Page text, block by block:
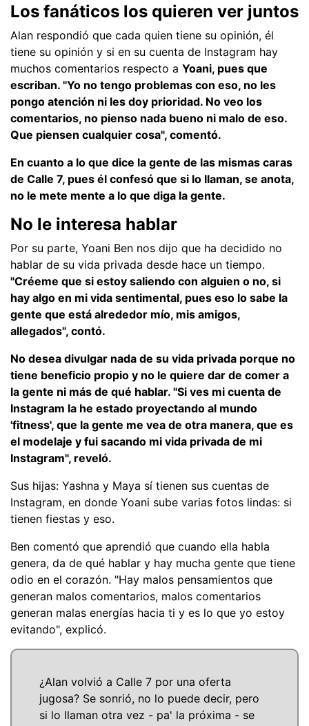
Los fanáticos los quieren ver juntos
Alan respondió que cada quien tiene su opinión, él
tiene su opinión y si en su cuenta de Instagram hay
muchos comentarios respecto a Yoani, pues que
escriban. "Yo no tengo problemas con eso, no les
pongo atención ni les doy prioridad. No veo los
comentarios, no pienso nada bueno ni malo de eso.
Que piensen cualquier cosa", comentó.
En cuanto a lo que dice la gente de las mismas caras
de Calle 7, pues él confesó que si lo llaman, se anota,
no le mete mente a lo que diga la gente.
No le interesa hablar
Por su parte, Yoani Ben nos dijo que ha decidido no
hablar de su vida privada desde hace un tiempo.
"Créeme que si estoy saliendo con alguien o no, si
hay algo en mi vida sentimental, pues eso lo sabe la
gente que está alrededor mío, mis amigos,
allegados", contó.
No desea divulgar nada de su vida privada porque no
tiene beneficio propio y no le quiere dar de comer a
la gente ni más de qué hablar. "Si ves mi cuenta de
Instagram la he estado proyectando al mundo
'fitness', que la gente me vea de otra manera, que es
el modelaje y fui sacando mi vida privada de mi
Instagram", reveló.
Sus hijas: Yashna y Maya sí tienen sus cuentas de
Instagram, en donde Yoani sube varias fotos lindas: si
tienen fiestas y eso.
Ben comentó que aprendió que cuando ella habla
genera, da de qué hablar y hay mucha gente que tiene
odio en el corazón. "Hay malos pensamientos que
generan malos comentarios, malos comentarios
generan malas energías hacia ti y es lo que yo estoy
evitando", explicó.
¿Alan volvió a Calle 7 por una oferta
jugosa? Se sonrió, no lo puede decir, pero
si lo llaman otra vez - pa' la próxima - se